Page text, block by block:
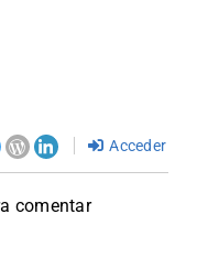
Acceder
comentar